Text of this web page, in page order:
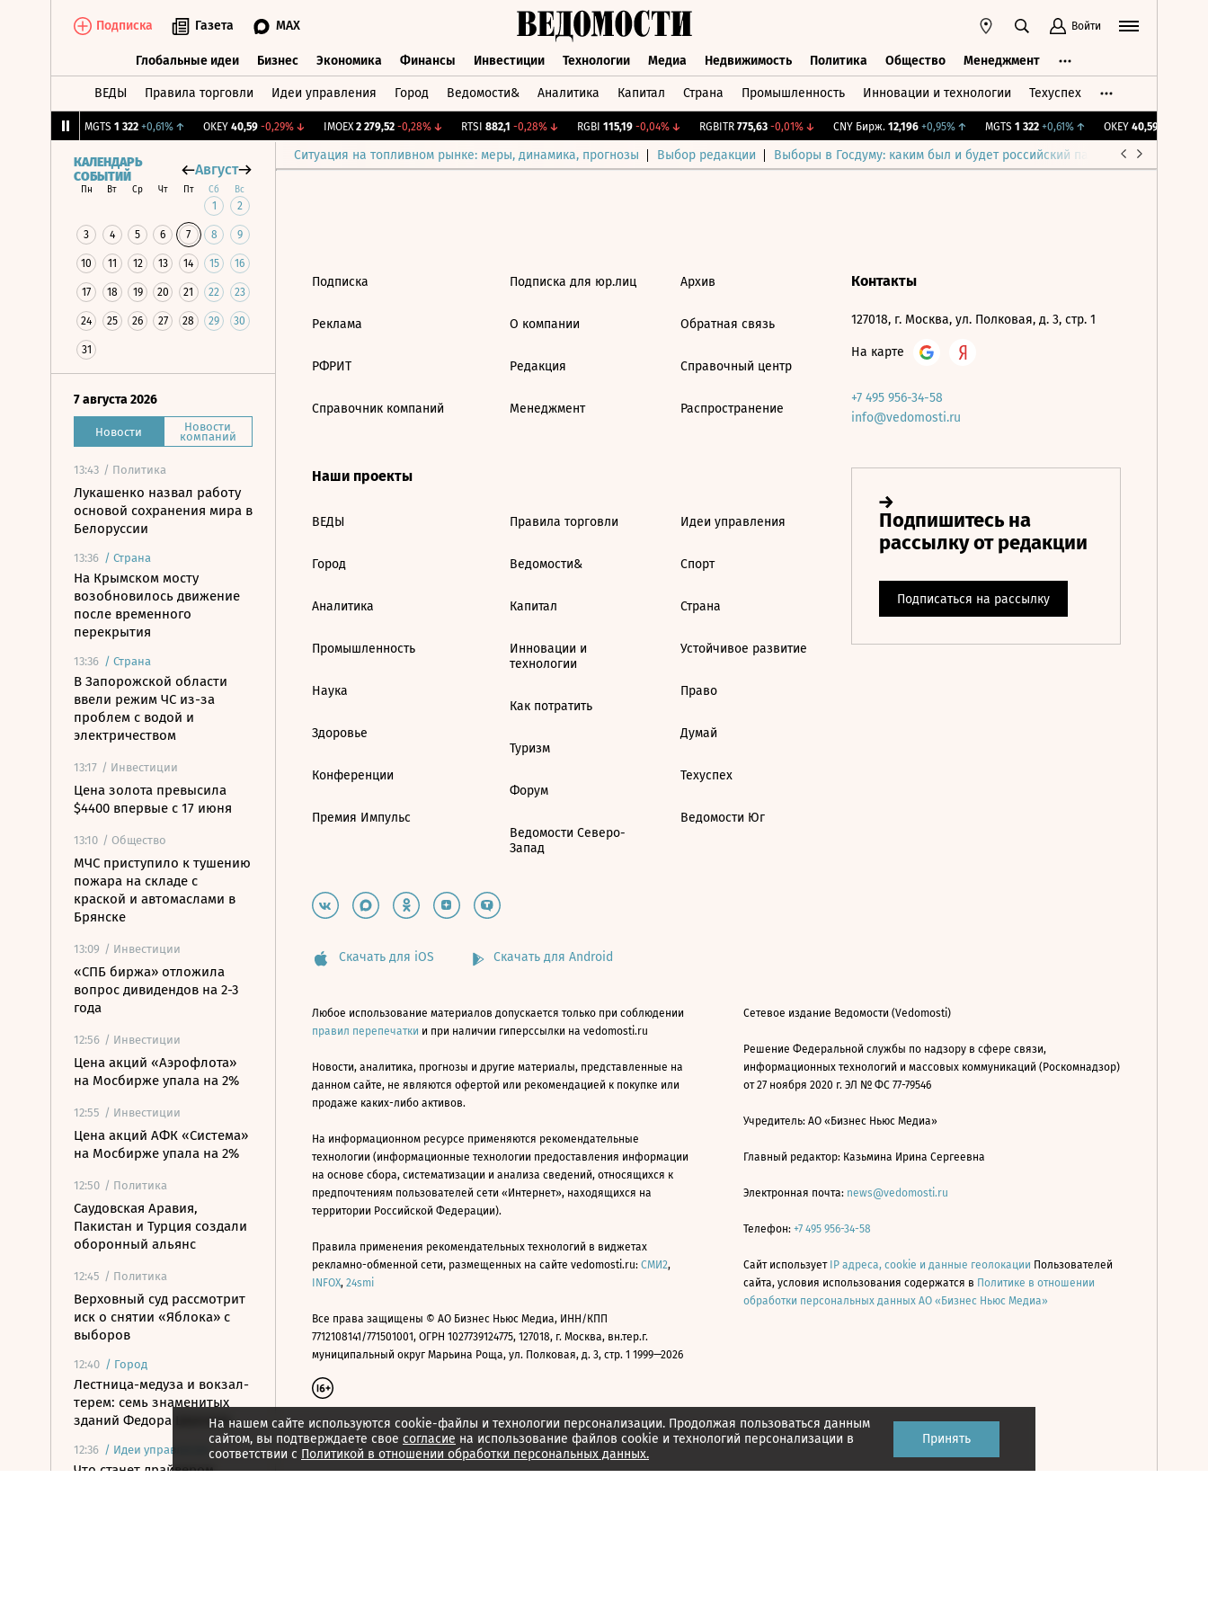
Подписка Газета MAX Войти
Глобальные идеи Бизнес Экономика Финансы Инвестиции Технологии Медиа Недвижимость Политика Общество Менеджмент
ВЕДЫ Правила торговли Идеи управления Город Ведомости& Аналитика Капитал Страна Промышленность Инновации и технологии Техуспех
MGTS 1 322 +0,61%↑ OKEY 40,59 -0,29%↓ IMOEX 2 279,52 -0,28%↓ RTSI 882,1 -0,28%↓ RGBI 115,19 -0,04%↓ RGBITR 775,63 -0,01%↓ CNY Бирж. 12,196 +0,95%↑ MGTS 1 322 +0,61%↑ OKEY 40,59 -0,29%
Ситуация на топливном рынке: меры, динамика, прогнозы Выбор редакции Выборы в Госдуму: каким был и будет российский парламент
КАЛЕНДАРЬ
СОБЫТИЙ
Август
Пн Вт Ср Чт Пт Сб Вс
1 2
3 4 5 6 7 8 9
10 11 12 13 14 15 16
17 18 19 20 21 22 23
24 25 26 27 28 29 30
31
7 августа 2026
Новости Новости
компаний
13:43 / Политика
Лукашенко назвал работу
основой сохранения мира в
Белоруссии
13:36 / Страна
На Крымском мосту
возобновилось движение
после временного
перекрытия
13:36 / Страна
В Запорожской области
ввели режим ЧС из-за
проблем с водой и
электричеством
13:17 / Инвестиции
Цена золота превысила
$4400 впервые с 17 июня
13:10 / Общество
МЧС приступило к тушению
пожара на складе с
краской и автомаслами в
Брянске
13:09 / Инвестиции
«СПБ биржа» отложила
вопрос дивидендов на 2-3
года
12:56 / Инвестиции
Цена акций «Аэрофлота»
на Мосбирже упала на 2%
12:55 / Инвестиции
Цена акций АФК «Система»
на Мосбирже упала на 2%
12:50 / Политика
Саудовская Аравия,
Пакистан и Турция создали
оборонный альянс
12:45 / Политика
Верховный суд рассмотрит
иск о снятии «Яблока» с
выборов
12:40 / Город
Лестница-медуза и вокзал-
терем: семь знаменитых
зданий Федора Шехтеля
12:36 / Идеи управления
Что станет драйвером
На нашем сайте используются cookie-файлы и технологии персонализации. Продолжая пользоваться данным
сайтом, вы подтверждаете свое согласие на использование файлов cookie и технологий персонализации в
соответствии с Политикой в отношении обработки персональных данных.
Принять
Подписка
Реклама
РФРИТ
Справочник компаний
Подписка для юр.лиц
О компании
Редакция
Менеджмент
Архив
Обратная связь
Справочный центр
Распространение
Наши проекты
ВЕДЫ
Город
Аналитика
Промышленность
Наука
Здоровье
Конференции
Премия Импульс
Правила торговли
Ведомости&
Капитал
Инновации и
технологии
Как потратить
Туризм
Форум
Ведомости Северо-
Запад
Идеи управления
Спорт
Страна
Устойчивое развитие
Право
Думай
Техуспех
Ведомости Юг
Контакты
127018, г. Москва, ул. Полковая, д. 3, стр. 1
На карте
+7 495 956-34-58
info@vedomosti.ru
Скачать для iOS Скачать для Android
Любое использование материалов допускается только при соблюдении
правил перепечатки и при наличии гиперссылки на vedomosti.ru
Новости, аналитика, прогнозы и другие материалы, представленные на
данном сайте, не являются офертой или рекомендацией к покупке или
продаже каких-либо активов.
На информационном ресурсе применяются рекомендательные
технологии (информационные технологии предоставления информации
на основе сбора, систематизации и анализа сведений, относящихся к
предпочтениям пользователей сети «Интернет», находящихся на
территории Российской Федерации).
Правила применения рекомендательных технологий в виджетах
рекламно-обменной сети, размещенных на сайте vedomosti.ru: СМИ2,
INFOX, 24smi
Все права защищены © АО Бизнес Ньюс Медиа, ИНН/КПП
7712108141/771501001, ОГРН 1027739124775, 127018, г. Москва, вн.тер.г.
муниципальный округ Марьина Роща, ул. Полковая, д. 3, стр. 1 1999—2026
Сетевое издание Ведомости (Vedomosti)
Решение Федеральной службы по надзору в сфере связи,
информационных технологий и массовых коммуникаций (Роскомнадзор)
от 27 ноября 2020 г. ЭЛ № ФС 77-79546
Учредитель: АО «Бизнес Ньюс Медиа»
Главный редактор: Казьмина Ирина Сергеевна
Электронная почта: news@vedomosti.ru
Телефон: +7 495 956-34-58
Сайт использует IP адреса, cookie и данные геолокации Пользователей
сайта, условия использования содержатся в Политике в отношении
обработки персональных данных АО «Бизнес Ньюс Медиа»